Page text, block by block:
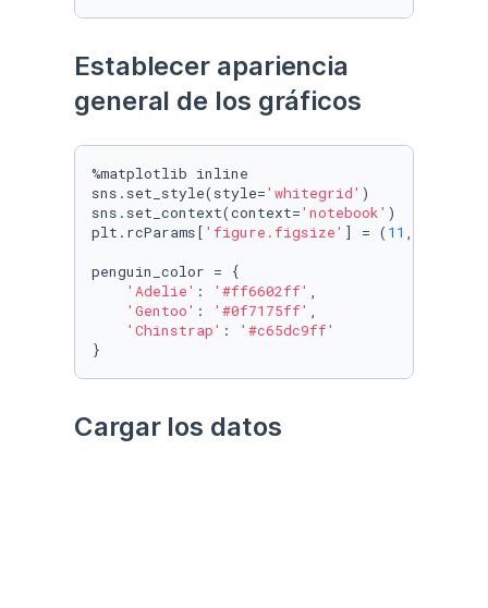
Establecer apariencia
general de los gráficos
%matplotlib inline
sns.set_style(style='whitegrid' )
sns.set_context(context='notebook' )
plt.rcParams[ 'figure.figsize' ] = ( 11 ,
penguin_color = {
'Adelie' : '#ff6602ff' ,
'Gentoo' : '#0f7175ff' ,
'Chinstrap' :
'#c65dc9ff'
}
Cargar los datos